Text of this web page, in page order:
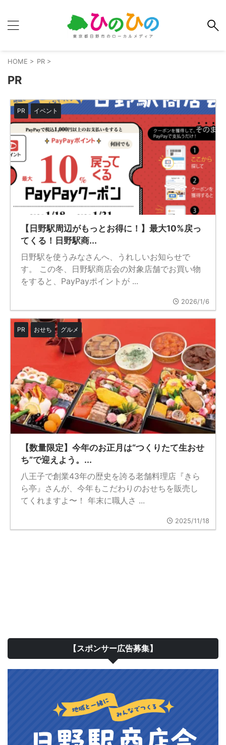
HOME > PR >
PR
PR イベント
【日野駅周辺がもっとお得に！】最大10%戻っ
てくる！日野駅商...
日野駅を使うみなさんへ、うれしいお知らせで
す。 この冬、日野駅商店会の対象店舗でお買い物
をすると、PayPayポイントが ...
2026/1/6
PR おせち グルメ
【数量限定】今年のお正月は“つくりたて生おせ
ち”で迎えよう。...
八王子で創業43年の歴史を誇る老舗料理店『きら
ら亭』さんが、今年もこだわりのおせちを販売し
てくれますよ〜！ 年末に職人さ ...
2025/11/18
【スポンサー広告募集】